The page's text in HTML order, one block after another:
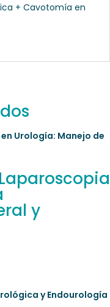
+ Cavotomía en
y